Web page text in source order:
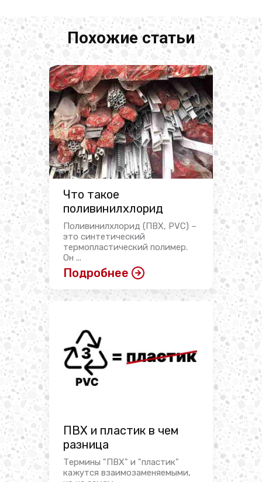
Похожие статьи
Что такое
поливинилхлорид
Поливинилхлорид (ПВХ, PVC) –
это синтетический
термопластический полимер.
Он ...
Подробнее
ПВХ и пластик в чем
разница
Термины "ПВХ" и "пластик"
кажутся взаимозаменяемыми,